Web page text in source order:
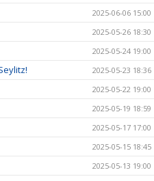
2025-06-06 15:00
2025-05-26 18:30
2025-05-24 19:00
2025-05-23 18:36
2025-05-22 19:00
2025-05-19 18:59
2025-05-17 17:00
2025-05-15 18:45
2025-05-13 19:00